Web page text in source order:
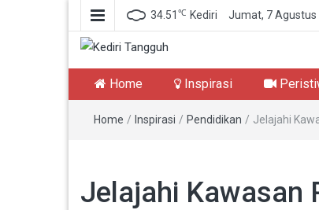
34.51 ℃ Kediri Jumat, 7 Agustus
Kediri Tangguh
Berita Akurat Terpercaya
Home Inspirasi
Home / Inspirasi / Pendidikan / Jelajahi
Jelajahi Kawasan